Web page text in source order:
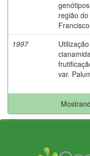
região
1997
var.